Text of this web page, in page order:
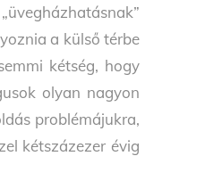
a külső térbe
kétség, hogy
olyan nagyon
problémájukra,
kétszázezer évig